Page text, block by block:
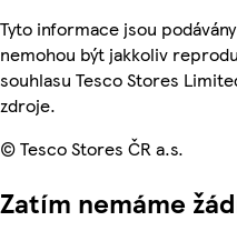
Tyto informace jsou
nemohou být jakkoliv
souhlasu Tesco Stores
zdroje.
© Tesco Stores ČR a.s.
Zatím nemáme